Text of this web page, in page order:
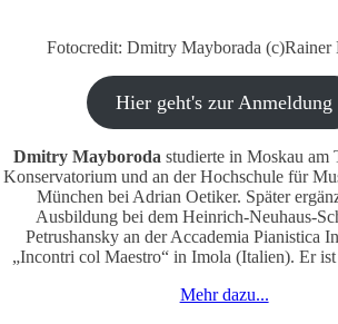
Fotocredit: Dmitry Mayborada (c)Rainer
Hier geht's zur Anmeldung
Dmitry Mayboroda studierte in Moskau am
Konservatorium und an der Hochschule für
München bei Adrian Oetiker. Später
Ausbildung bei dem Heinrich-Neuhaus-
Petrushansky an der Accademia Pianistica
„Incontri col Maestro“ in Imola (Italien). Er
Mehr dazu...